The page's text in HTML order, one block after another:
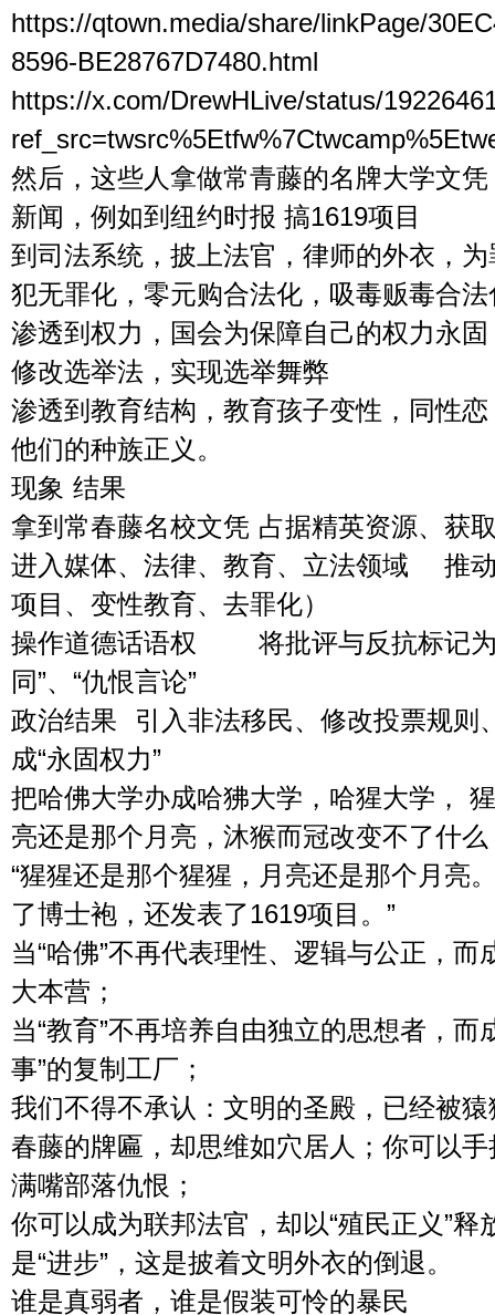
https://qtown.media/share/linkPage/
8596-BE28767D7480.html
https://x.com/DrewHLive/status/
然后，这些人拿做常青藤的名牌大学文
新闻，例如到纽约时报 搞1619项目
到司法系统，披上法官，律师的外衣，
犯无罪化，零元购合法化，吸毒贩毒合法
渗透到权力，国会为保障自己的权力永
修改选举法，实现选举舞弊
渗透到教育结构，教育孩子变性，同性
他们的种族正义。
现象	结果
拿到常春藤名校文凭	占据精英
进入媒体、法律、教育、立法领域	推动解构性议题（如1619
项目、变性教育、去罪化）
操作道德话语权	将批评与反抗标记为“种族歧视”、“恐
同”、“仇恨言论”
政治结果	引入非法移民、修改投票规则、操控选票结构，形
成“永固权力”
把哈佛大学办成哈狒大学，哈猩大学，
亮还是那个月亮，沐猴而冠改变不了什么
“猩猩还是那个猩猩，月亮还是那个月亮
了博士袍，还发表了1619项目。”
当“哈佛”不再代表理性、逻辑与公正，而
大本营；
当“教育”不再培养自由独立的思想者，而
事”的复制工厂；
我们不得不承认：文明的圣殿，已经被
春藤的牌匾，却思维如穴居人；你可以
满嘴部落仇恨；
你可以成为联邦法官，却以“殖民正义”释
是“进步”，这是披着文明外衣的倒退。
谁是真弱者，谁是假装可怜的暴民